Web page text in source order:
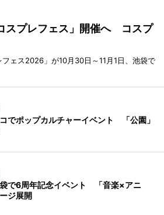
スプレフェス」開催へ コスプ
フェス2026」が10月30日～11月1日、池袋で
でポップカルチャーイベント 「公園」
で6周年記念イベント 「音楽×アニ
ジ展開